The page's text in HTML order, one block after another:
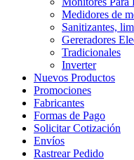
Medidores de
Sanitizantes,
Gereradores
Tradicionales
Inverter
Nuevos Productos
Promociones
Fabricantes
Formas de Pago
Solicitar Cotización
Envíos
Rastrear Pedido